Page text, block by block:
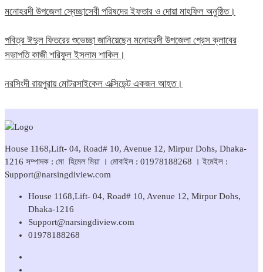
মনোহরদী উপজেলা স্বেচ্ছাসেবী পরিষদের ইফতার ও দোয়া মাহফিল অনুষ্ঠিত।
পবিত্র ঈদুল ফিতরের শুভেচ্ছা জানিয়েছেন মনোহরদী উপজেলা প্রেস ক্লাবের
সভাপতি কাজী শরিফুল ইসলাম শাকিল।
নরসিংদী রায়পুরায় মোটরসাইকেল এক্সিডেন্ট একজন আহত।
House 1168,Lift- 04, Road# 10, Avenue 12, Mirpur Dohs, Dhaka-
1216 সম্পাদক : মো হিমেল মিয়া । মোবাইল : 01978188268 । ইমেইল :
Support@narsingdiview.com
House 1168,Lift- 04, Road# 10, Avenue 12, Mirpur Dohs,
Dhaka-1216
Support@narsingdiview.com
01978188268